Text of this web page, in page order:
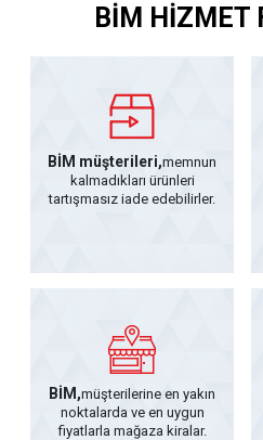
BİM HİZMET
BİM müşterileri,memnun
kalmadıkları ürünleri
tartışmasız iade edebilirler.
BİM,müşterilerine en yakın
noktalarda ve en uygun
fiyatlarla mağaza kiralar.